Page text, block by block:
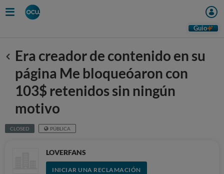
Guio
Anterior
Era creador de contenido en su
página Me bloqueóaron con
103$ retenidos sin ningún
motivo
CLOSED PÚBLICA
LOVERFANS
INICIAR UNA RECLAMACIÓN